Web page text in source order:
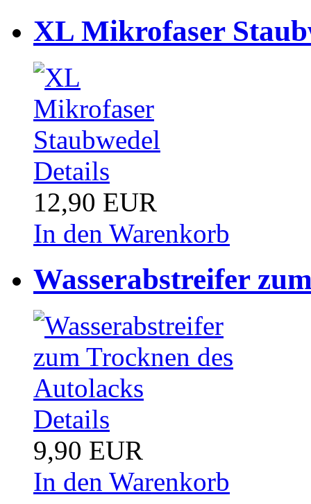
XL Mikrofaser
Details
12,90 EUR
In den Warenkorb
Wasserabstreifer
Details
9,90 EUR
In den Warenkorb